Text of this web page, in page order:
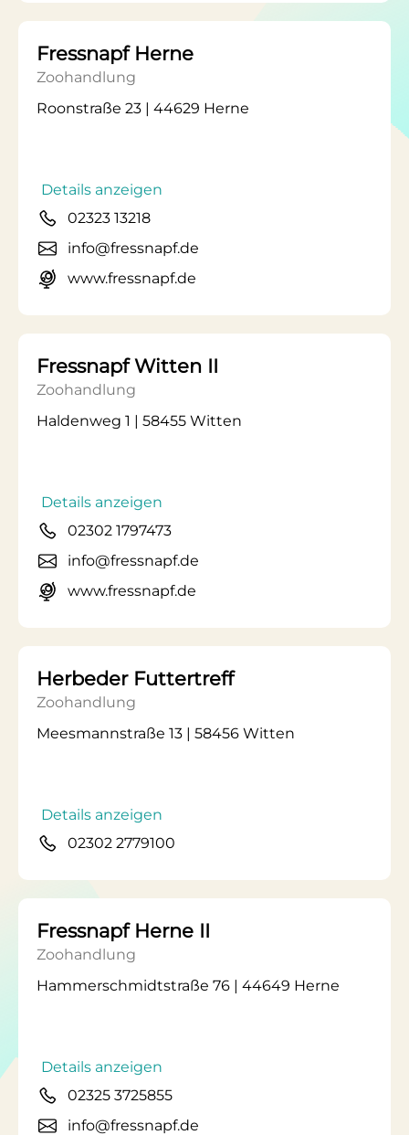
Fressnapf Herne
Zoohandlung
Roonstraße 23 | 44629 Herne
Details anzeigen
02323 13218
info@fressnapf.de
www.fressnapf.de
Fressnapf Witten II
Zoohandlung
Haldenweg 1 | 58455 Witten
Details anzeigen
02302 1797473
info@fressnapf.de
www.fressnapf.de
Herbeder Futtertreff
Zoohandlung
Meesmannstraße 13 | 58456 Witten
Details anzeigen
02302 2779100
Fressnapf Herne II
Zoohandlung
Hammerschmidtstraße 76 | 44649 Herne
Details anzeigen
02325 3725855
info@fressnapf.de